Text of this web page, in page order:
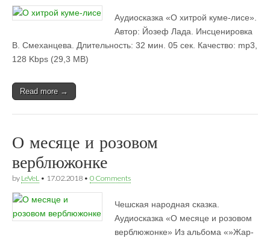
Аудиосказка «О хитрой куме-лисе».
Автор: Йозеф Лада. Инсценировка
В. Смеханцева. Длительность: 32 мин. 05 сек. Качество: mp3,
128 Kbps (29,3 MB)
Read more →
О месяце и розовом
верблюжонке
by LeVeL • 17.02.2018 • 0 Comments
Чешская народная сказка.
Аудиосказка «О месяце и розовом
верблюжонке» Из альбома «»Жар-